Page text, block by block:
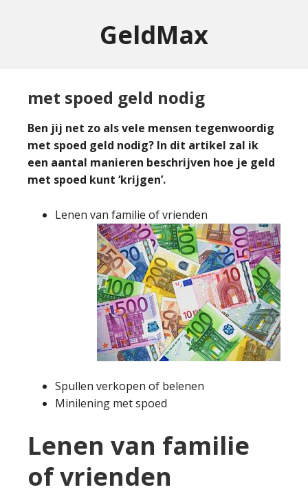
GeldMax
met spoed geld nodig
Ben jij net zo als vele mensen tegenwoordig
met spoed geld nodig? In dit artikel zal ik
een aantal manieren beschrijven hoe je geld
met spoed kunt ‘krijgen’.
Lenen van familie of vrienden
Spullen verkopen of belenen
Minilening met spoed
Lenen van familie
of vrienden